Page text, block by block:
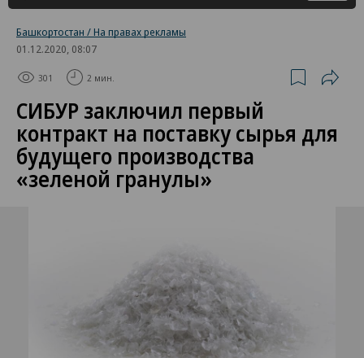
Башкортостан / На правах рекламы
01.12.2020, 08:07
301 2 мин.
СИБУР заключил первый
контракт на поставку сырья для
будущего производства
«зеленой гранулы»